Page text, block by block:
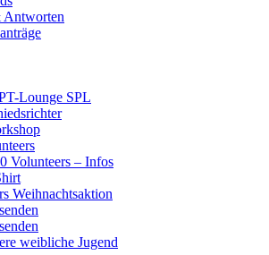
Antworten
Lounge SPL
Volunteers – Infos
Weihnachtsaktion
weibliche Jugend